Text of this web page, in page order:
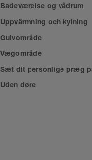
Badeværelse og vådrum
Uppvärmning och kylning
Gulvområde
Vægområde
Sæt dit personlige præg
Uden døre